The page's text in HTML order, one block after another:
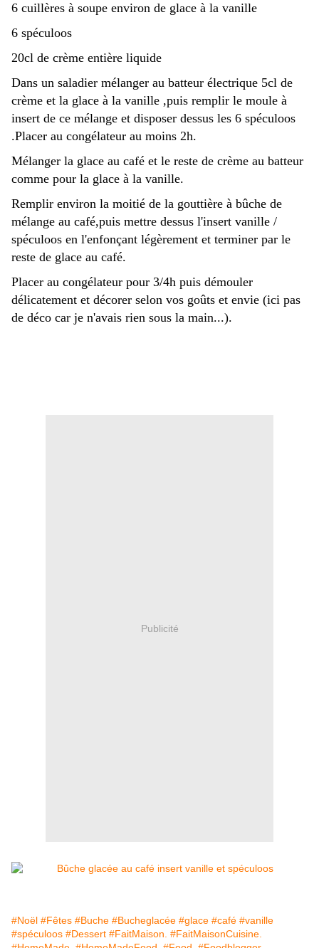
6 cuillères à soupe environ de glace à la vanille
6 spéculoos
20cl de crème entière liquide
Dans un saladier mélanger au batteur électrique 5cl de
crème et la glace à la vanille ,puis remplir le moule à
insert de ce mélange et disposer dessus les 6 spéculoos
.Placer au congélateur au moins 2h.
Mélanger la glace au café et le reste de crème au batteur
comme pour la glace à la vanille.
Remplir environ la moitié de la gouttière à bûche de
mélange au café,puis mettre dessus l'insert vanille /
spéculoos en l'enfonçant légèrement et terminer par le
reste de glace au café.
Placer au congélateur pour 3/4h puis démouler
délicatement et décorer selon vos goûts et envie (ici pas
de déco car je n'avais rien sous la main...).
Publicité
#Noël #Fêtes #Buche #Bucheglacée #glace #café #vanille
#spéculoos #Dessert #FaitMaison. #FaitMaisonCuisine.